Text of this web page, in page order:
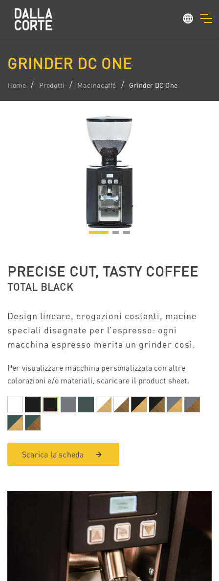
GRINDER DC ONE
Home Prodotti Macinacaffé Grinder DC One
PRECISE CUT, TASTY COFFEE
TOTAL BLACK
Design lineare, erogazioni costanti, macine
speciali disegnate per l’espresso: ogni
macchina espresso merita un grinder così.
Per visualizzare macchina personalizzata con altre
colorazioni e/o materiali, scaricare il product sheet.
Scarica la scheda